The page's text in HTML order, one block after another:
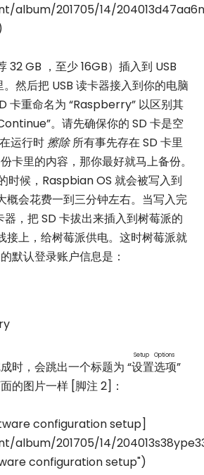
201705/14/
32 GB ，至少 16GB）插入到 USB
然后把 USB 读卡器接入到你的电脑
卡重命名为 “Raspberry” 以区别其
。请先确保你的 SD 卡是空
运行时 擦除所有事先存在 SD 卡里
卡里的内容，那你最好就马上备份。
时候，Raspbian OS 就会被写入到
概会花费一到三分钟左右。当写入完
器，把 SD 卡拔出来插入到树莓派的
接上，给树莓派供电。这时树莓派就
默认登录账户信息是：
时，会跳出一个标题为 “设置选项
Setup Options
”
的图片一样 [脚注 2]：
configuration setup]
201705/14/
configuration setup")